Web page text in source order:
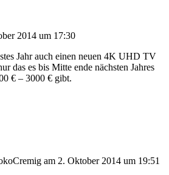
2014 um 17:30
Jahr auch einen neuen 4K UHD TV
das es bis Mitte ende nächsten Jahres
€ – 3000 € gibt.
am 2. Oktober 2014 um 19:51